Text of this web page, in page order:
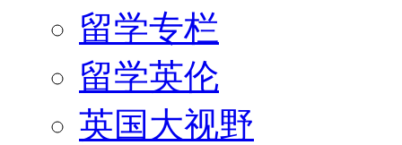
留学专栏
留学英伦
英国大视野